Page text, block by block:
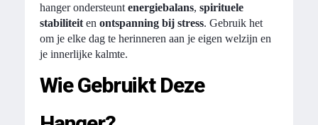
hanger ondersteunt energiebalans, spirituele
stabiliteiten ontspanning bij stress. Gebruik het
om je elke dag te herinneren aan je eigen welzijn en
je innerlijke kalmte.
Wie Gebruikt Deze